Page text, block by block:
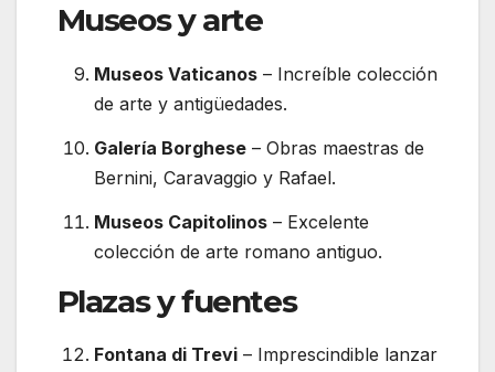
Museos y arte
Museos Vaticanos – Increíble colección
de arte y antigüedades.
Galería Borghese – Obras maestras de
Bernini, Caravaggio y Rafael.
Museos Capitolinos – Excelente
colección de arte romano antiguo.
Plazas y fuentes
Fontana di Trevi – Imprescindible lanzar